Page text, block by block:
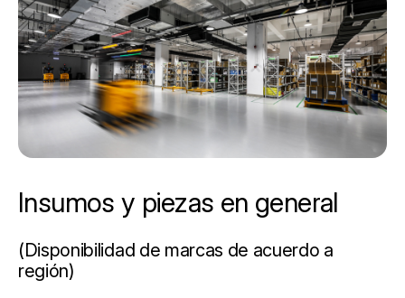
Insumos y piezas en general
(Disponibilidad de marcas de acuerdo a
región)